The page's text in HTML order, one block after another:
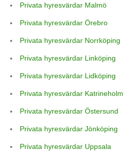
Privata hyresvärdar Malmö
Privata hyresvärdar Örebro
Privata hyresvärdar Norrköping
Privata hyresvärdar Linköping
Privata hyresvärdar Lidköping
Privata hyresvärdar Katrineholm
Privata hyresvärdar Östersund
Privata hyresvärdar Jönköping
Privata hyresvärdar Uppsala